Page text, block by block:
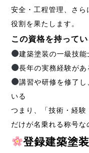
安全・工程管理、さ
役割を果たします。
この資格を持って
建築塗装の一級技能
長年の実務経験があ
講習や研修を修了
いる
つまり、「技術・経験
だけが名乗れる称号な
登録建築塗